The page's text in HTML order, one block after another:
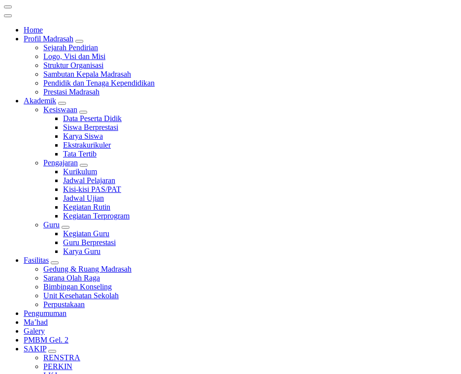
Home
Profil Madrasah
Sejarah Pendirian
Logo, Visi dan Misi
Struktur Organisasi
Sambutan Kepala Madrasah
Pendidik dan Tenaga Kependidikan
Prestasi Madrasah
Akademik
Kesiswaan
Data Peserta Didik
Siswa Berprestasi
Karya Siswa
Ekstrakurikuler
Tata Tertib
Pengajaran
Kurikulum
Jadwal Pelajaran
Kisi-kisi PAS/PAT
Jadwal Ujian
Kegiatan Rutin
Kegiatan Terprogram
Guru
Kegiatan Guru
Guru Berprestasi
Karya Guru
Fasilitas
Gedung & Ruang Madrasah
Sarana Olah Raga
Bimbingan Konseling
Unit Kesehatan Sekolah
Perpustakaan
Pengumuman
Ma’had
Galery
PMBM Gel. 2
SAKIP
RENSTRA
PERKIN